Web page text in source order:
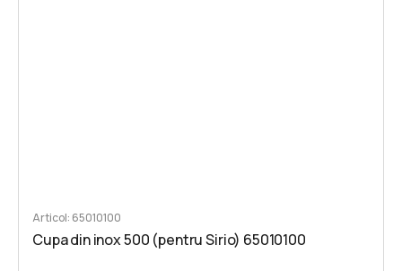
Articol: 65010100
Cupa din inox 500 (pentru Sirio) 65010100